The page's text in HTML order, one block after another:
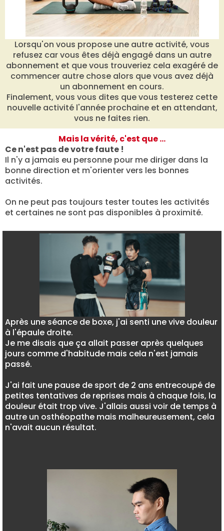
Lorsqu'on vous propose une autre activité, vous
refusez car vous êtes déjà engagé dans un autre
abonnement et que vous trouveriez cela exagéré de
commencer autre chose alors que vous avez déjà
un abonnement en cours.
Finalement, vous vous dites que vous testerez cette
nouvelle activité l'année prochaine et en attendant,
vous ne faites rien.
Mais la vérité, c'est que ...
Ce n'est pas de votre faute !
Il n'y a jamais eu personne pour me diriger dans la
bonne direction et m'orienter vers les bonnes
activités.
On ne peut pas toujours tester toutes les activités
et certaines ne sont pas disponibles à proximité.
Après une séance de boxe, j'ai senti une vive douleur
à l'épaule droite.
Je me disais que ça allait passer après quelques
jours comme d'habitude mais cela n'est jamais
passé.
J'ai fait une pause de sport de 2 ans entrecoupé de
petites tentatives de reprises mais à chaque fois, la
douleur était trop vive. J'allais aussi voir de temps à
autre un osthéopathe mais malheureusement, cela
n'avait aucun résultat.